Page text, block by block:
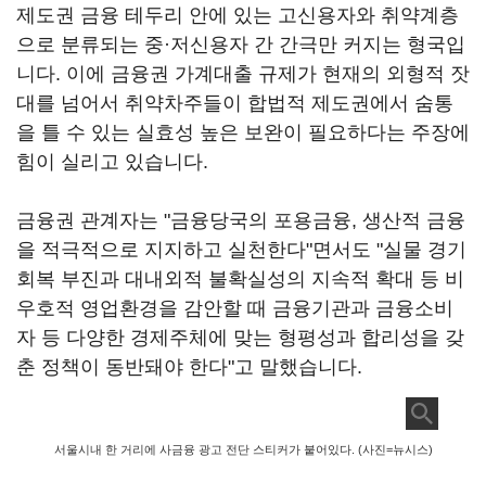
제도권 금융 테두리 안에 있는 고신용자와 취약계층
으로 분류되는 중·저신용자 간 간극만 커지는 형국입
니다. 이에 금융권 가계대출 규제가 현재의 외형적 잣
대를 넘어서 취약차주들이 합법적 제도권에서 숨통
을 틀 수 있는 실효성 높은 보완이 필요하다는 주장에
힘이 실리고 있습니다.
금융권 관계자는 "금융당국의 포용금융, 생산적 금융
을 적극적으로 지지하고 실천한다"면서도 "실물 경기
회복 부진과 대내외적 불확실성의 지속적 확대 등 비
우호적 영업환경을 감안할 때 금융기관과 금융소비
자 등 다양한 경제주체에 맞는 형평성과 합리성을 갖
춘 정책이 동반돼야 한다"고 말했습니다.
서울시내 한 거리에 사금융 광고 전단 스티커가 붙어있다. (사진=뉴시스)